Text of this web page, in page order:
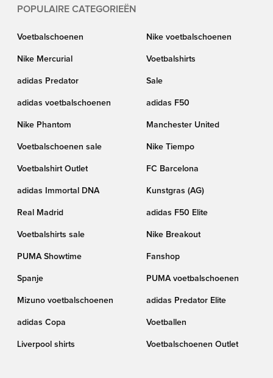
POPULAIRE CATEGORIEËN
Voetbalschoenen Nike voetbalschoenen
Nike Mercurial Voetbalshirts
adidas Predator Sale
adidas voetbalschoenen adidas F50
Nike Phantom Manchester United
Voetbalschoenen sale Nike Tiempo
Voetbalshirt Outlet FC Barcelona
adidas Immortal DNA Kunstgras (AG)
Real Madrid adidas F50 Elite
Voetbalshirts sale Nike Breakout
PUMA Showtime Fanshop
Spanje PUMA voetbalschoenen
Mizuno voetbalschoenen adidas Predator Elite
adidas Copa Voetballen
Liverpool shirts Voetbalschoenen Outlet